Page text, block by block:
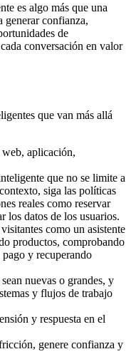
es algo más que una
generar confianza,
de
conversación en valor
que van más allá
web, aplicación,
que no se limite a
siga las políticas
reales como reservar
los datos de los usuarios.
como un asistente
productos, comprobando
y recuperando
nuevas o grandes, y
y flujos de trabajo
y respuesta en el
genere confianza y